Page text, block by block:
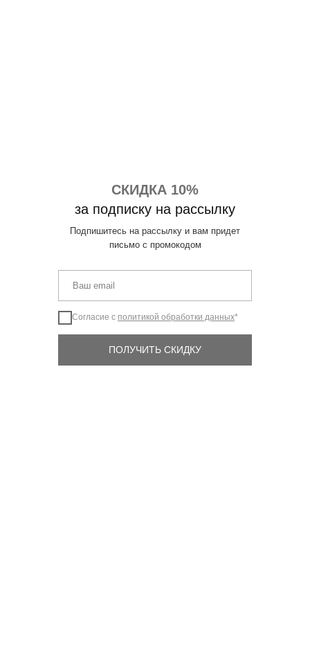
СКИДКА 10%
за подписку на рассылку
Подпишитесь на рассылку и вам придет
письмо с промокодом
Согласие с политикой обработки данных*
ПОЛУЧИТЬ СКИДКУ